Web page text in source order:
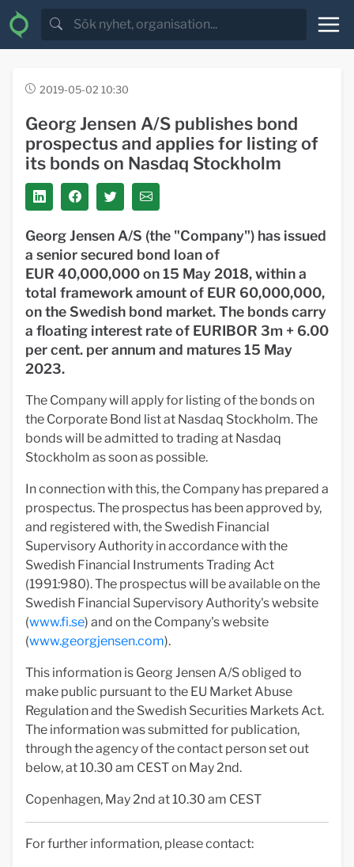
2019-05-02 10:30
Georg Jensen A/S publishes bond
prospectus and applies for listing of
its bonds on Nasdaq Stockholm
Georg Jensen A/S (the "Company") has issued
a senior secured bond loan of
EUR 40,000,000 on 15 May 2018, within a
total framework amount of EUR 60,000,000,
on the Swedish bond market. The bonds carry
a floating interest rate of EURIBOR 3m + 6.00
per cent. per annum and matures 15 May
2023.
The Company will apply for listing of the bonds on
the Corporate Bond list at Nasdaq Stockholm. The
bonds will be admitted to trading at Nasdaq
Stockholm as soon as possible.
In connection with this, the Company has prepared a
prospectus. The prospectus has been approved by,
and registered with, the Swedish Financial
Supervisory Authority in accordance with the
Swedish Financial Instruments Trading Act
(1991:980). The prospectus will be available on the
Swedish Financial Supervisory Authority's website
(www.fi.se) and on the Company's website
(www.georgjensen.com).
This information is Georg Jensen A/S obliged to
make public pursuant to the EU Market Abuse
Regulation and the Swedish Securities Markets Act.
The information was submitted for publication,
through the agency of the contact person set out
below, at 10.30 am CEST on May 2nd.
Copenhagen, May 2nd at 10.30 am CEST
For further information, please contact: